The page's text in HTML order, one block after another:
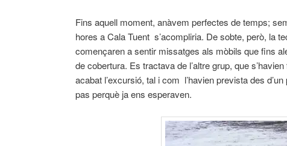
Fins aquell moment, anàvem perfectes de temps;
hores a Cala Tuent s’acompliria. De sobte, però, la
començaren a sentir missatges als mòbils que fins
de cobertura. Es tractava de l’altre grup, que
acabat l’excursió, tal i com l’havien prevista des
pas perquè ja ens esperaven.